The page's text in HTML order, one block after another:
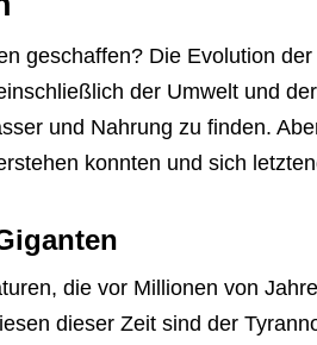
geschaffen? Die Evolution
der Umwelt und
und Nahrung zu finden.
konnten und sich
die vor Millionen von
dieser Zeit sind der